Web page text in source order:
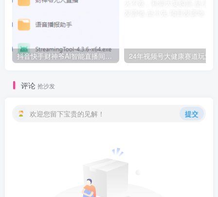
抖音快手财神爷AI智能直播间，无需真人出镜实时互动，不封号礼物打赏赚到手软
评论 抢沙发
欢迎您留下宝贵的见解！ 提交